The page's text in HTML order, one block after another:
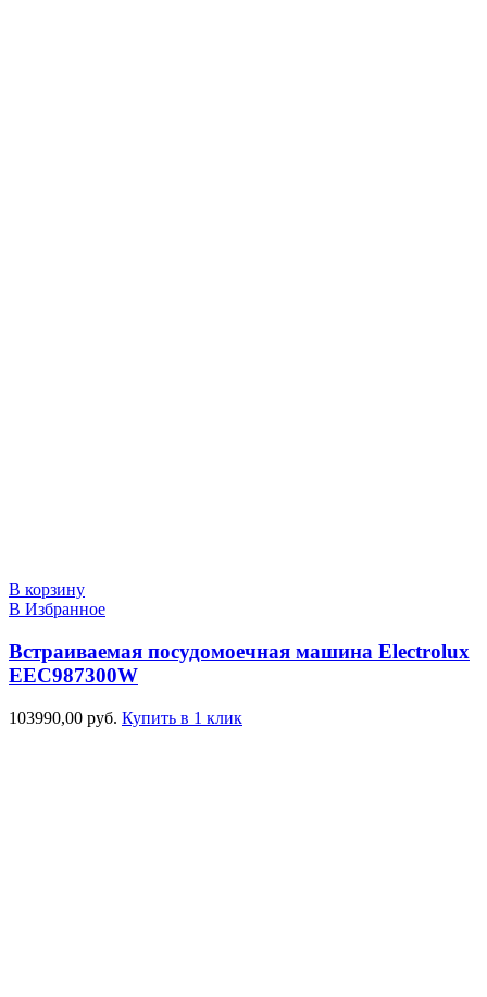
В корзину
В Избранное
Встраиваемая посудомоечная машина Electrolux
EEC987300W
103990,00 руб. Купить в 1 клик